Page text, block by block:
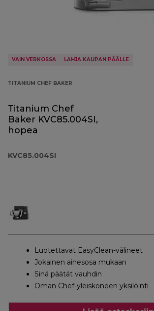
VAIN VERKOSSA LAHJA KAUPAN PÄÄLLE
TITANIUM CHEF BAKER
Titanium Chef
Baker KVC85.004SI,
hopea
KVC85.004SI
Luotettavat EasyClean-välineet
Jokainen ainesosa mukaan
Sinä päätät vauhdin
Oman Chef-yleiskoneen yksilöinti